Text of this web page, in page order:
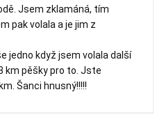
Jsem zklamáná, tím
pak volala a je jim z
jedno když jsem volala další
km pěšky pro to. Jste
Šanci hnusný!!!!!